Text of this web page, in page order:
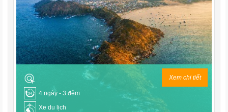
4 ngày - 3 đêm
Xe du lịch
Xem chi tiết